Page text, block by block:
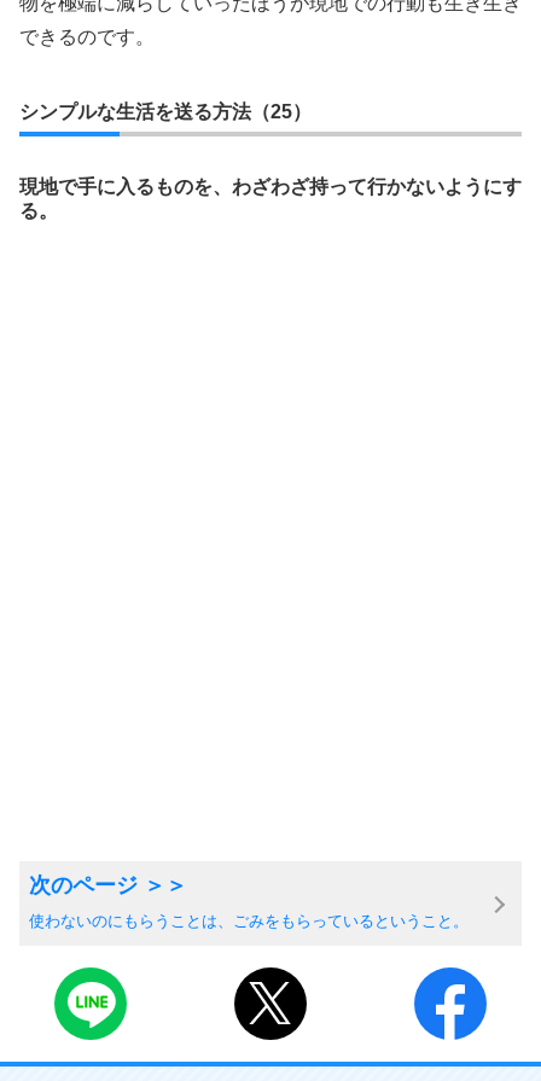
できるのです。
シンプルな生活を送る方法（25）
現地で手に入るものを、わざわざ持って行かないようにす
る。
使わないのにもらうことは、ごみをもらっているということ。